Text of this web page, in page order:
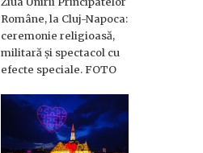
Române, la Cluj-Napoca:
ceremonie religioasă,
militară și spectacol cu
efecte speciale. FOTO